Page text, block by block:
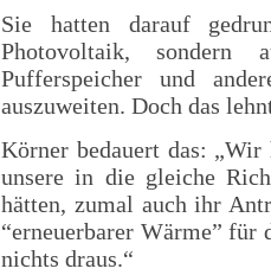
Sie hatten darauf
Photovoltaik, sondern
Pufferspeicher und
auszuweiten. Doch das
Körner bedauert das:
unsere in die gleiche
hätten, zumal auch ihr
“erneuerbarer Wärme”
nichts draus.“